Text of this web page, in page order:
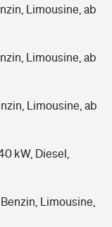
Limousine, ab
Limousine, ab
Limousine, ab
kW, Diesel,
Limousine,